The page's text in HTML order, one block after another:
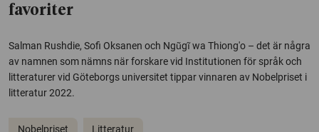
favoriter
Salman Rushdie, Sofi Oksanen och Ngũgĩ wa Thiong'o – det är några
av namnen som nämns när forskare vid Institutionen för språk och
litteraturer vid Göteborgs universitet tippar vinnaren av Nobelpriset i
litteratur 2022.
Nobelpriset Litteratur